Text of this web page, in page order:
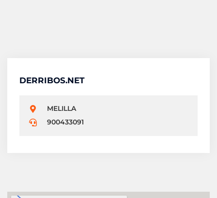
DERRIBOS.NET
MELILLA
900433091